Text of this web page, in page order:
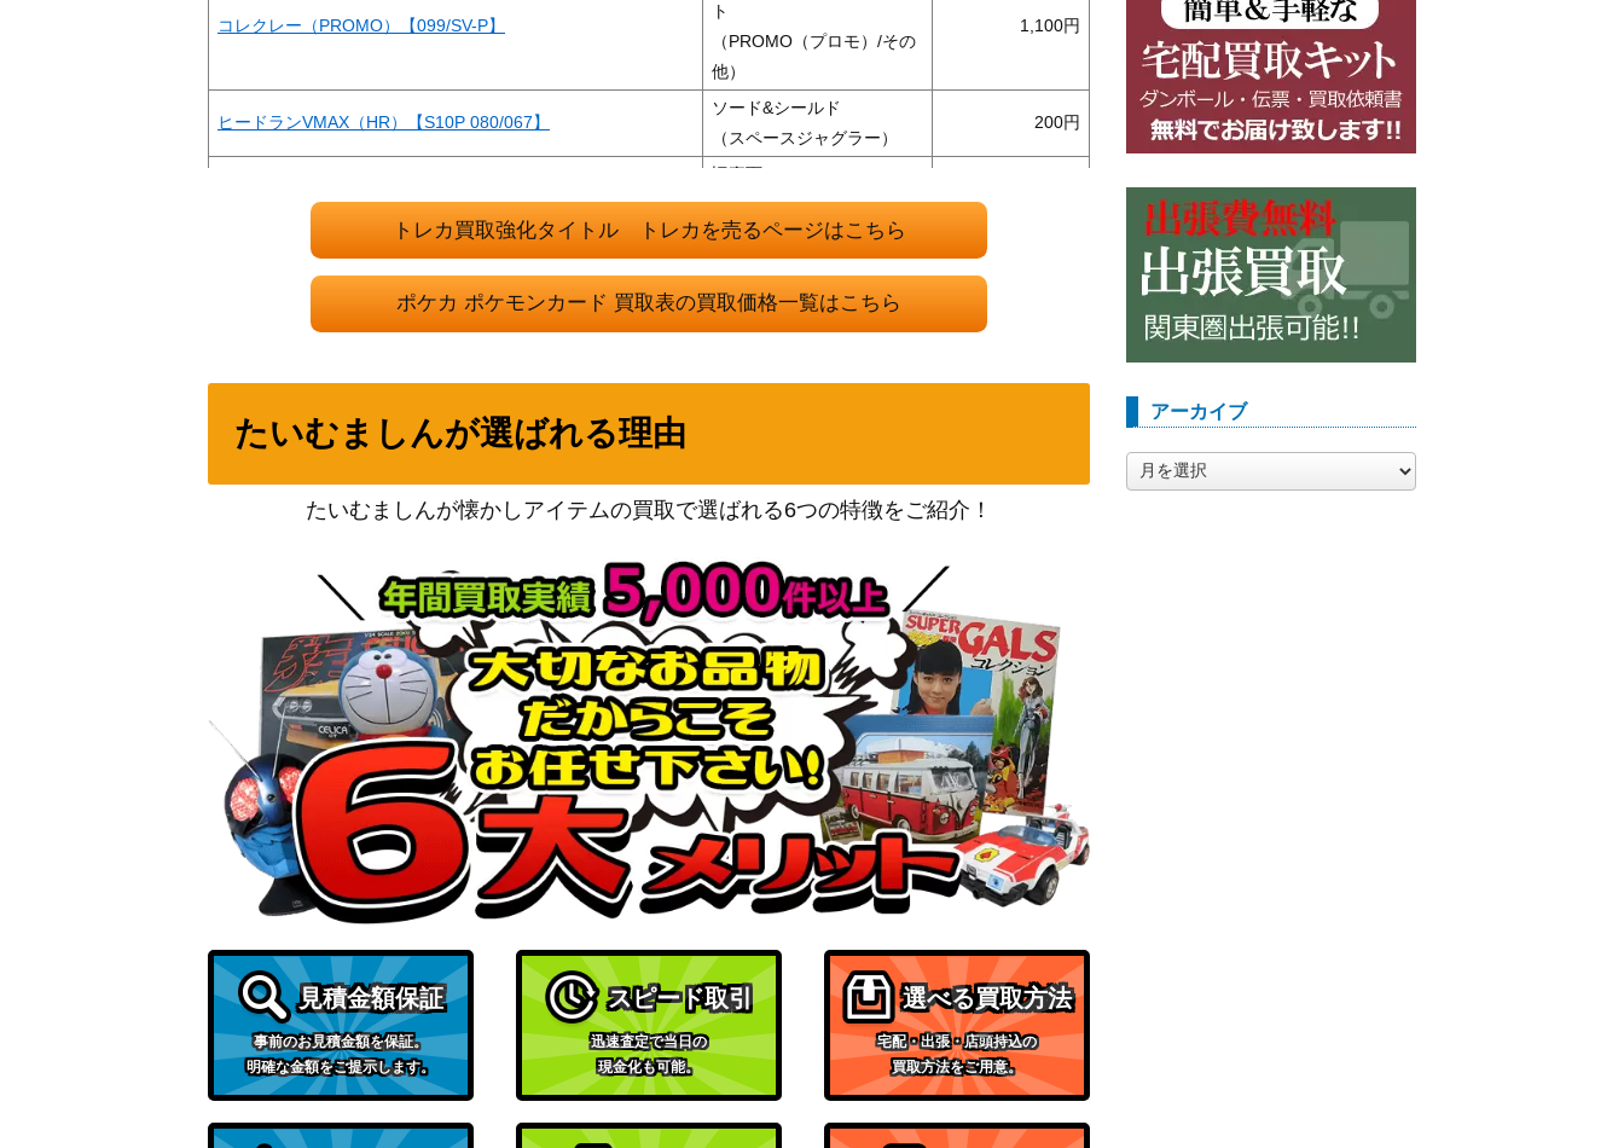
コレクレー（PROMO）【099/SV-P】
ト
（PROMO（プロモ）/その
他）
1,100
ヒードランVMAX（HR）【S10P 080/067】
ソード&シールド
（スペースジャグラー）
200
旧裏面
（第一弾）
カブ（SR）【S2a 077/070】
ソード&シールド
（爆炎ウォーカー）
ぼんぐり職人（SR）【SM6b 075/066】
サン&ムーン
（チャンピオンロード）
ディアルガGX（HR）【SM5S 075/066】
（ウルトラサン）
2,400
（Pokemon GO）
ガオガエンex （SR）【SV5M 085/071】
スカーレット＆バイオレッ
ト
（サイバージャッジ）
150
ルリナ（HR）【s4 118/100】
ソード＆シールド
（仰天のボルテッカー）
1,000
ビワ（SR）【SV8a 197/187】
スカーレット＆バイオレッ
ト
（テラスタルフェスex）
400
カメックス（UR）【BW7 078/070】
BW
（プラズマゲイル）
11,800
（タッグボルト）
アルセウス&ディアルガ&パルキアGX（SR/SA）【SM12 100/0
サン＆ムーン
（オルタージェネシス）
16,000
モモワロウex（SAR）【SV6a 090/064】
スカーレット＆バイオレッ
ト
（ナイトワンダラー）
300
トレカ買取強化タイトル トレカを売るページはこちら
ポケカ ポケモンカード 買取表の買取価格一覧はこちら
たいむましんが選ばれる理由
たいむましんが懐かしアイテムの買取で選ばれる6つの特徴をご紹介！
見積金額保証
事前のお見積金額を保証。
明確な金額をご提示します。
スピード取引
迅速査定で当日の
現金化も可能。
選べる買取方法
宅配・出張・店頭持込の
買取方法をご用意。
アーカイブ
ー